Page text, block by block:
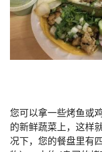
您可以拿一些烤鱼或
的新鲜蔬菜上，这样
况下，您的餐盘里有